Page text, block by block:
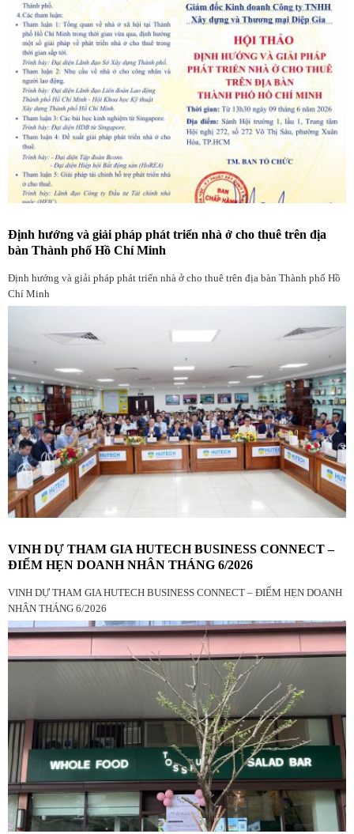
Định hướng và giải pháp phát triển nhà ở cho thuê trên địa
bàn Thành phố Hồ Chí Minh
Định hướng và giải pháp phát triển nhà ở cho thuê trên địa bàn Thành phố Hồ
Chí Minh
VINH DỰ THAM GIA HUTECH BUSINESS CONNECT –
ĐIỂM HẸN DOANH NHÂN THÁNG 6/2026
VINH DỰ THAM GIA HUTECH BUSINESS CONNECT – ĐIỂM HẸN DOANH
NHÂN THÁNG 6/2026